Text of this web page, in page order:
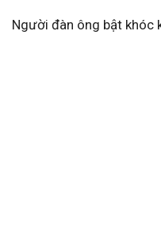
Người đàn ông bật khóc